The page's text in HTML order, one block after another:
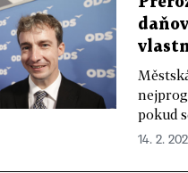
pokud
14. 2.